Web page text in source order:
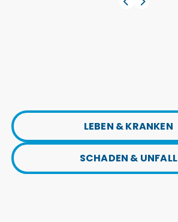
LEBEN & KRANKEN
SCHADEN & UNFALL